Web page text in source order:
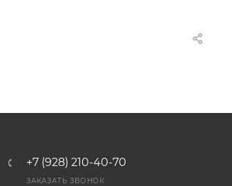
+7 (928) 210-40-70
ЗАКАЗАТЬ ЗВОНОК